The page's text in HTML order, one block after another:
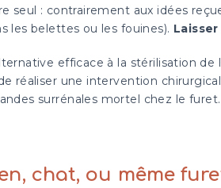
seul : contrairement aux idées
les belettes ou les fouines).
efficace à la stérilisation
réaliser une intervention
surrénales mortel chez le furet.
chat, ou même